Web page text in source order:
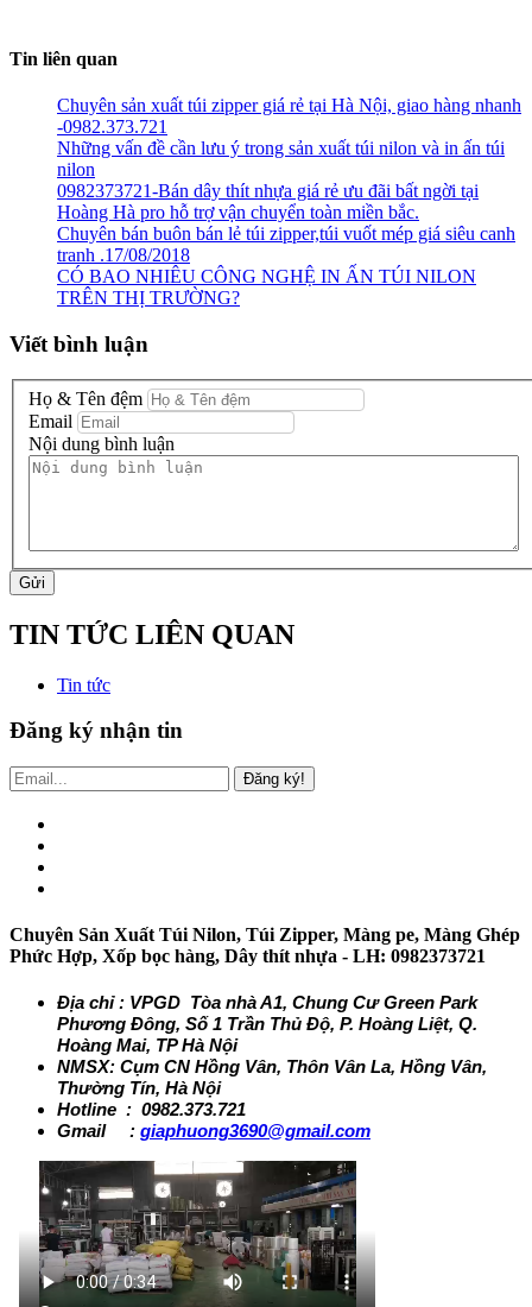
Tin liên quan
Chuyên sản xuất túi zipper giá rẻ tại Hà Nội, giao hàng nhanh
-0982.373.721
Những vấn đề cần lưu ý trong sản xuất túi nilon và in ấn túi
nilon
0982373721-Bán dây thít nhựa giá rẻ ưu đãi bất ngời tại
Hoàng Hà pro hỗ trợ vận chuyển toàn miền bắc.
Chuyên bán buôn bán lẻ túi zipper,túi vuốt mép giá siêu canh
tranh .17/08/2018
CÓ BAO NHIÊU CÔNG NGHỆ IN ẤN TÚI NILON
TRÊN THỊ TRƯỜNG?
Viết bình luận
Họ & Tên đệm
Email
Nội dung bình luận
Gửi
TIN TỨC LIÊN QUAN
Tin tức
Đăng ký nhận tin
Đăng ký!
Chuyên Sản Xuất Túi Nilon, Túi Zipper, Màng pe, Màng Ghép
Phức Hợp, Xốp bọc hàng, Dây thít nhựa - LH: 0982373721
Địa chỉ : VPGD Tòa nhà A1, Chung Cư Green Park
Phương Đông, Số 1 Trần Thủ Độ, P. Hoàng Liệt, Q.
Hoàng Mai, TP Hà Nội
NMSX: Cụm CN Hồng Vân, Thôn Vân La, Hồng Vân,
Thường Tín, Hà Nội
Hotline : 0982.373.721
Gmail : giaphuong3690@gmail.com